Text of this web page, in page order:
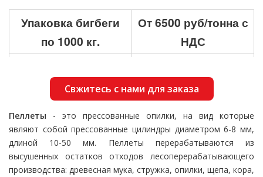
Упаковка бигбеги
по 1000 кг.
От 6500 руб/тонна с
НДС
Евро поддоны
1200*800
975 кг пеллет 65
мешков
От 7000 руб/тонна
Свжитесь с нами для заказа
Пеллеты - это прессованные опилки, на вид которые
являют собой прессованные цилиндры диаметром 6-8 мм,
длиной 10-50 мм. Пеллеты перерабатываются из
высушенных остатков отходов лесоперерабатывающего
производства: древесная мука, стружка, опилки, щепа, кора,